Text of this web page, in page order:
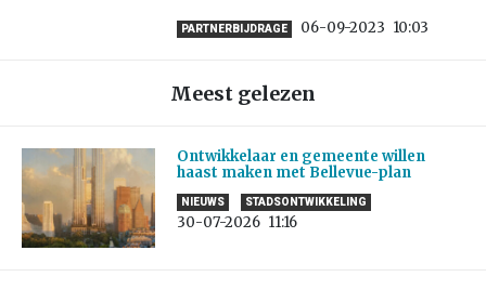
PARTNERBIJDRAGE 06-09-2023 10:03
Meest gelezen
Ontwikkelaar en gemeente willen
haast maken met Bellevue-plan
NIEUWS STADSONTWIKKELING
30-07-2026 11:16